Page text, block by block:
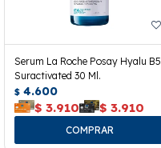
Serum La Roche Posay Hyalu B5
Suractivated 30 Ml.
$ 4.600
$ 3.910 $ 3.910